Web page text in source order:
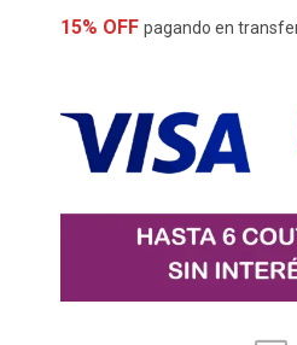
15% OFF pagando en